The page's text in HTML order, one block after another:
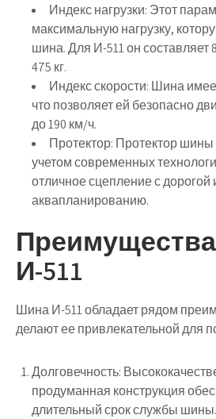
Индекс нагрузки: Этот
максимальную нагрузку,
шина. Для И-511 он составляет
475 кг.
Индекс скорости: Шина
что позволяет ей безопасно
до 190 км/ч.
Протектор: Протектор шины
учетом современных
отличное сцепление с дорогой
аквапланированию.
И-511
Шина И-511 обладает рядом
делают ее привлекательной для
Долговечность:
продуманная конструкция
длительный срок службы шины.